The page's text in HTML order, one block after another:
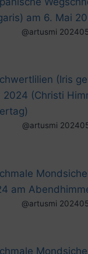
@artusmi
@artusmi
@artusmi